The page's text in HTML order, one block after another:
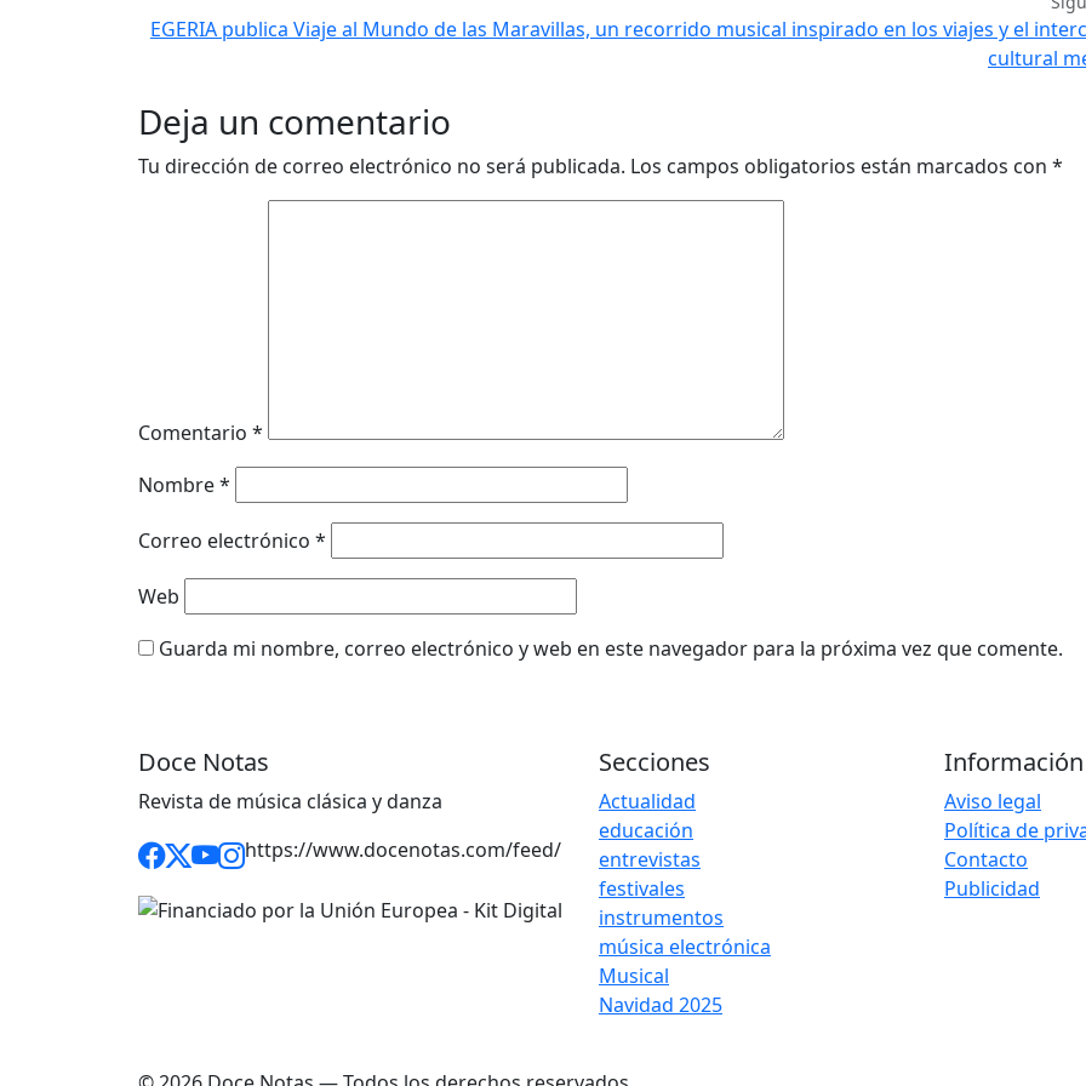
EGERIA publica Viaje al Mundo de las Maravillas, un recorrido musical inspirado en los viajes y el
cultural
Deja un comentario
Tu dirección de correo electrónico no será publicada. Los campos obligatorios están marcados con *
Comentario *
Nombre*
Correo electrónico *
Web
Guarda mi nombre, correo electrónico y web en este navegador para la próxima vez que comente.
Doce Notas
Revista de música clásica y danza
https://www.docenotas.com/feed/
Secciones
Actualidad
educación
entrevistas
festivales
instrumentos
música electrónica
Musical
Navidad 2025
Información
Aviso legal
Política de
Contacto
Publicidad